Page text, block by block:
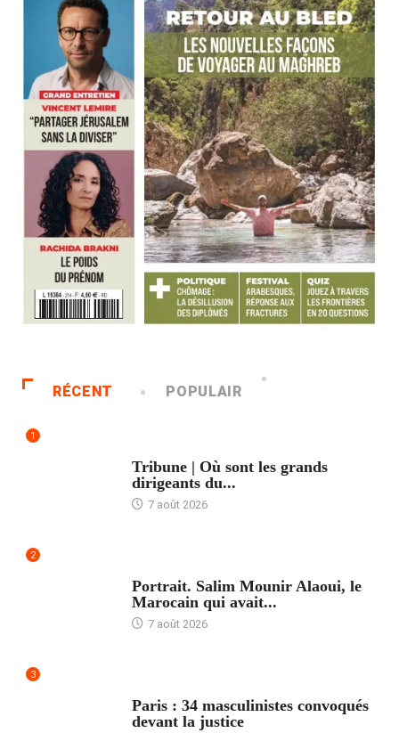
RÉCENT POPULAIR
1
Tribune | Où sont les grands
dirigeants du...
7 août 2026
2
Portrait. Salim Mounir Alaoui, le
Marocain qui avait...
7 août 2026
3
Paris : 34 masculinistes convoqués
devant la justice